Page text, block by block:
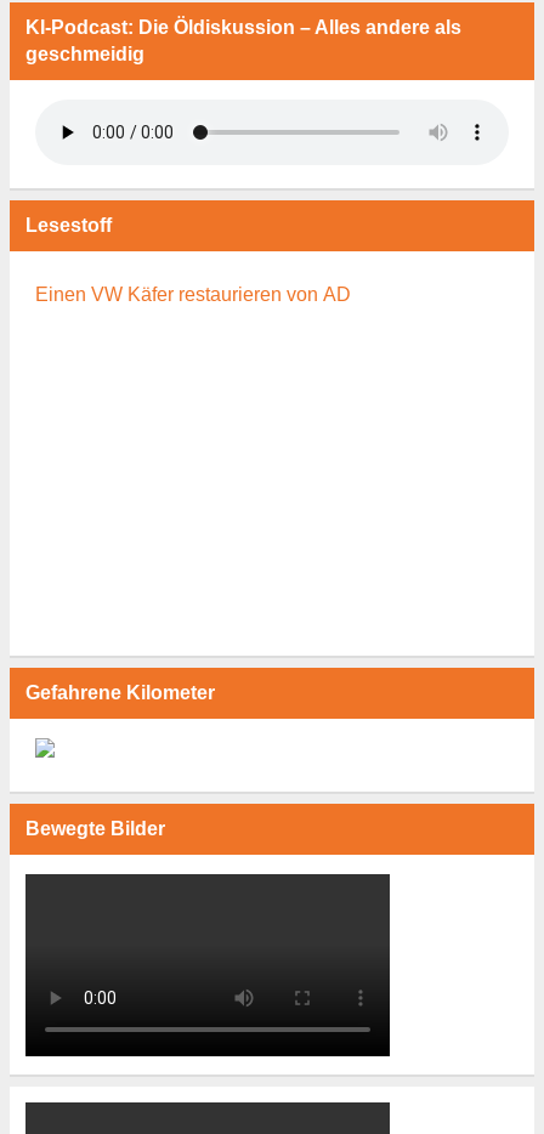
KI-Podcast: Die Öldiskussion – Alles andere als
geschmeidig
Lesestoff
Einen VW Käfer restaurieren von AD
Gefahrene Kilometer
Bewegte Bilder